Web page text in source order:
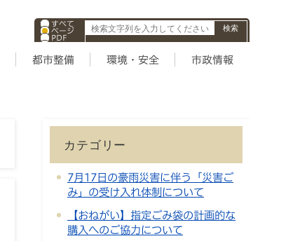
すべて
ページ
PDF
ID
都市整備 環境・安全 市政情報
カテゴリー
7月17日の豪雨災害に伴う「災害ご
み」の受け入れ体制について
【おねがい】指定ごみ袋の計画的な
購入へのご協力について